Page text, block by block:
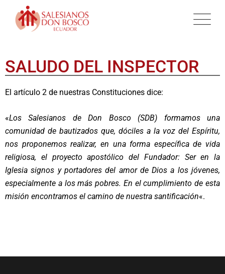
SALUDO DEL INSPECTOR
El artículo 2 de nuestras Constituciones dice:
«Los Salesianos de Don Bosco (SDB) formamos una
comunidad de bautizados que, dóciles a la voz del Espíritu,
nos proponemos realizar, en una forma específica de vida
religiosa, el proyecto apostólico del Fundador: Ser en la
Iglesia signos y portadores del amor de Dios a los jóvenes,
especialmente a los más pobres. En el cumplimiento de esta
misión encontramos el camino de nuestra santificación«.